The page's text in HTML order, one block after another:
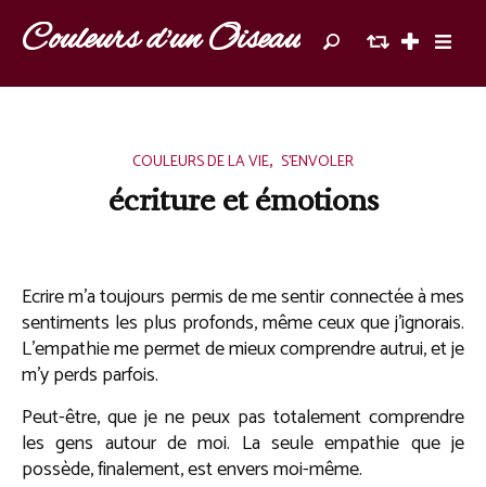
Couleurs d'un Oiseau
COULEURS DE LA VIE, S'ENVOLER
écriture et émotions
Ecrire m’a toujours permis de me sentir connectée à mes
sentiments les plus profonds, même ceux que j’ignorais.
L’empathie me permet de mieux comprendre autrui, et je
m’y perds parfois.
Peut-être, que je ne peux pas totalement comprendre
les gens autour de moi. La seule empathie que je
possède, finalement, est envers moi-même.